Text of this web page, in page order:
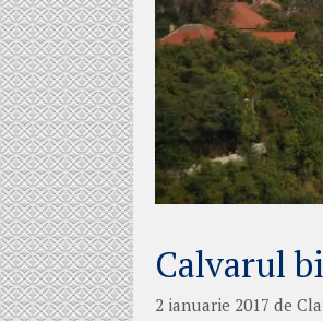
Calvarul
2 ianuarie 2017 de